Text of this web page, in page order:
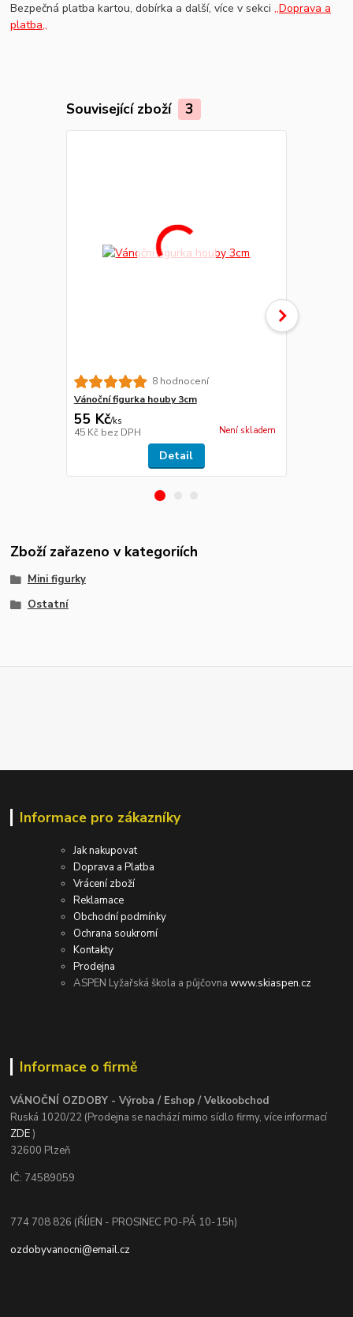
Bezpečná platba kartou, dobírka a další, více v sekci,,Doprava a
platba,,
Související zboží 3
8 hodnocení
Vánoční figurka houby 3cm
55 Kč/ks
45 Kč bez DPH Není skladem
Detail
Zboží zařazeno v kategoriích
Mini figurky
Ostatní
Informace pro zákazníky
Jak nakupovat
Doprava a Platba
Vrácení zboží
Reklamace
Obchodní podmínky
Ochrana soukromí
Kontakty
Prodejna
ASPEN Lyžařská škola a půjčovnawww.skiaspen.cz
Informace o firmě
VÁNOČNÍ OZDOBY - Výroba / Eshop / Velkoobchod
Ruská 1020/22 (Prodejna se nachází mimo sídlo firmy, více informací
ZDE)
32600 Plzeň
IČ: 74589059
774 708 826 (ŘÍJEN - PROSINEC PO-PÁ 10-15h)
ozdobyvanocni@email.cz